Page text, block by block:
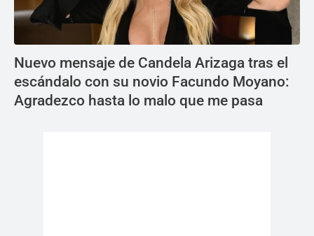
Nuevo mensaje de Candela Arizaga tras el
escándalo con su novio Facundo Moyano:
Agradezco hasta lo malo que me pasa